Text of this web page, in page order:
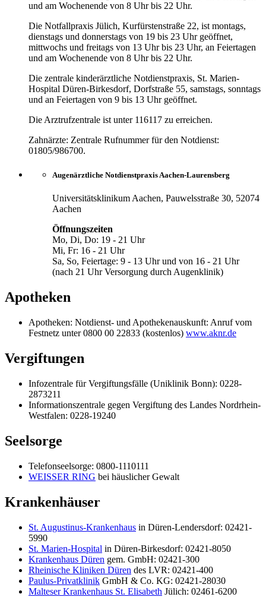
und am Wochenende von 8 Uhr bis 22 Uhr.
Die Notfallpraxis Jülich, Kurfürstenstraße 22, ist montags,
dienstags und donnerstags von 19 bis 23 Uhr geöffnet,
mittwochs und freitags von 13 Uhr bis 23 Uhr, an Feiertagen
und am Wochenende von 8 Uhr bis 22 Uhr.
Die zentrale kinderärztliche Notdienstpraxis, St. Marien-
Hospital Düren-Birkesdorf, Dorfstraße 55, samstags, sonntags
und an Feiertagen von 9 bis 13 Uhr geöffnet.
Die Arztrufzentrale ist unter 116117 zu erreichen.
Zahnärzte: Zentrale Rufnummer für den Notdienst:
01805/986700.
Augenärztliche Notdienstpraxis Aachen-Laurensberg
Universitätsklinikum Aachen, Pauwelsstraße 30, 52074
Aachen
Öffnungszeiten
Mo, Di, Do: 19 - 21 Uhr
Mi, Fr: 16 - 21 Uhr
Sa, So, Feiertage: 9 - 13 Uhr und von 16 - 21 Uhr
(nach 21 Uhr Versorgung durch Augenklinik)
Apotheken
Apotheken: Notdienst- und Apothekenauskunft: Anruf vom
Festnetz unter 0800 00 22833 (kostenlos) www.aknr.de
Vergiftungen
Infozentrale für Vergiftungsfälle (Uniklinik Bonn): 0228-
2873211
Informationszentrale gegen Vergiftung des Landes Nordrhein-
Westfalen: 0228-19240
Seelsorge
Telefonseelsorge: 0800-1110111
WEISSER RING bei häuslicher Gewalt
Krankenhäuser
St. Augustinus-Krankenhaus in Düren-Lendersdorf: 02421-
5990
St. Marien-Hospital in Düren-Birkesdorf: 02421-8050
Krankenhaus Düren gem. GmbH: 02421-300
Rheinische Kliniken Düren des LVR: 02421-400
Paulus-Privatklinik GmbH & Co. KG: 02421-28030
Malteser Krankenhaus St. Elisabeth Jülich: 02461-6200